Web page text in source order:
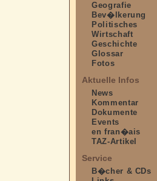
Geografie
Bev�lkerung
Politisches
Wirtschaft
Geschichte
Glossar
Fotos
Aktuelle Infos
News
Kommentar
Dokumente
Events
en fran�ais
TAZ-Artikel
Service
B�cher & CDs